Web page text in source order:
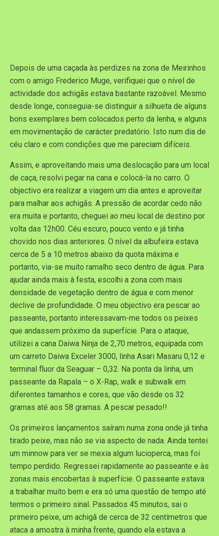
Depois de uma caçada às perdizes na zona de Meirinhos
com o amigo Frederico Muge, verifiquei que o nível de
actividade dos achigãs estava bastante razoável. Mesmo
desde longe, conseguia-se distinguir a silhueta de alguns
bons exemplares bem colocados perto da lenha, e alguns
em movimentação de carácter predatório. Isto num dia de
céu claro e com condições que me pareciam difíceis.
Assim, e aproveitando mais uma deslocação para um local
de caça, resolvi pegar na cana e colocá-la no carro. O
objectivo era realizar a viagem um dia antes e aproveitar
para malhar aos achigãs. A pressão de acordar cedo não
era muita e portanto, cheguei ao meu local de destino por
volta das 12h00. Céu escuro, pouco vento e já tinha
chovido nos dias anteriores. O nível da albufeira estava
cerca de 5 a 10 metros abaixo da quota máxima e
portanto, via-se muito ramalho seco dentro de água. Para
ajudar ainda mais à festa, escolhi a zona com mais
densidade de vegetação dentro de água e com menor
declive de profundidade. O meu objectivo era pescar ao
passeante, portanto interessavam-me todos os peixes
que andassem próximo da superfície. Para o ataque,
utilizei a cana Daiwa Ninja de 2,70 metros, equipada com
um carreto Daiwa Exceler 3000, linha Asari Masaru 0,12 e
terminal fluor da Seaguar – 0,32. Na ponta da linha, um
passeante da Rapala – o X-Rap, walk e subwalk em
diferentes tamanhos e cores, que vão desde os 32
gramas até aos 58 gramas. A pescar pesado!!
Os primeiros lançamentos saíram numa zona onde já tinha
tirado peixe, mas não se via aspecto de nada. Ainda tentei
um minnow para ver se mexia algum lucioperca, mas foi
tempo perdido. Regressei rapidamente ao passeante e às
zonas mais encobertas à superfície. O passeante estava
a trabalhar muito bem e era só uma questão de tempo até
termos o primeiro sinal. Passados 45 minutos, sai o
primeiro peixe, um achigã de cerca de 32 centímetros que
ataca a amostra à minha frente, quando ela estava a